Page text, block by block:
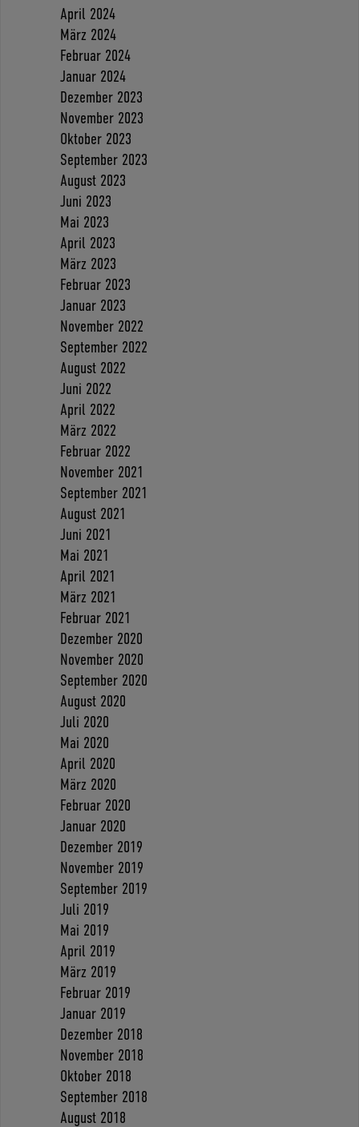
April 2024
März 2024
Februar 2024
Januar 2024
Dezember 2023
November 2023
Oktober 2023
September 2023
August 2023
Juni 2023
Mai 2023
April 2023
März 2023
Februar 2023
Januar 2023
November 2022
September 2022
August 2022
Juni 2022
April 2022
März 2022
Februar 2022
November 2021
September 2021
August 2021
Juni 2021
Mai 2021
April 2021
März 2021
Februar 2021
Dezember 2020
November 2020
September 2020
August 2020
Juli 2020
Mai 2020
April 2020
März 2020
Februar 2020
Januar 2020
Dezember 2019
November 2019
September 2019
Juli 2019
Mai 2019
April 2019
März 2019
Februar 2019
Januar 2019
Dezember 2018
November 2018
Oktober 2018
September 2018
August 2018